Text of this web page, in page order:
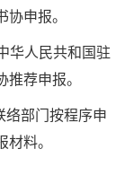
申报。
华人民共和国驻
荐申报。
络部门按程序申
料。